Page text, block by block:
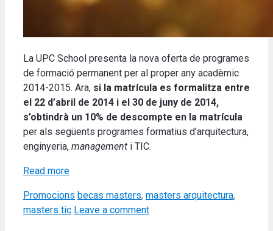
La UPC School presenta la nova oferta de programes
de formació permanent per al proper any acadèmic
2014-2015. Ara, si la matrícula es formalitza entre
el 22 d’abril de 2014 i el 30 de juny de 2014,
s’obtindrà un 10% de descompte en la matrícula
per als següents programes formatius d’arquitectura,
enginyeria, management i TIC.
Read more
Categories
Promocions Tags
becas masters, masters arquitectura,
masters tic Leave a comment